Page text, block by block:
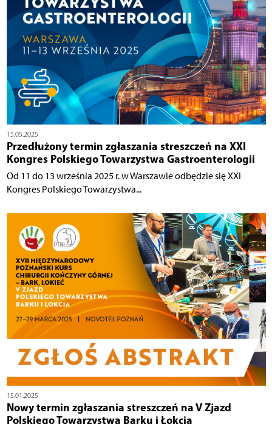
15.05.2025
Przedłużony termin zgłaszania streszczeń na XXI
Kongres Polskiego Towarzystwa Gastroenterologii
Od 11 do 13 września 2025 r. w Warszawie odbędzie się XXI
Kongres Polskiego Towarzystwa...
15.01.2025
Nowy termin zgłaszania streszczeń na V Zjazd
Polskiego Towarzystwa Barku i Łokcia